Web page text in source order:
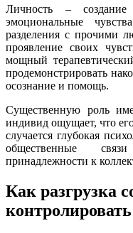
Личность – создание
эмоциональные
разделения с прочими
проявление своих
мощный
продемонстрировать
осознание и помощь.
Существенную роль
индивид ощущает, что
случается глубокая
общественные
принадлежности к
Как разгрузка